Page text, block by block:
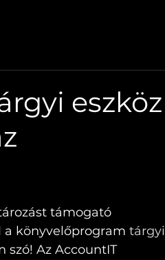
eszköz
támogató
könyvelőprogram tárgyi
szó! Az AccountIT